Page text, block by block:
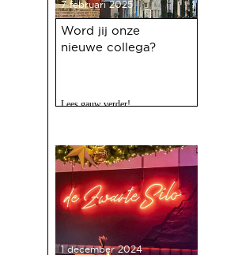
7 februari 2025
Word jij onze
nieuwe collega?
Lees gauw verder!
1 december 2024